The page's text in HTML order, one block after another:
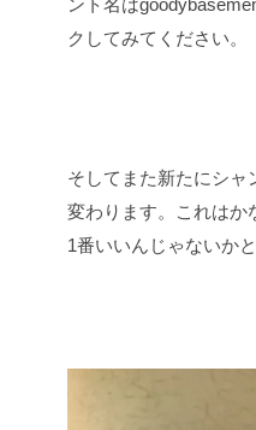
ント名は
クしてみてください。
そしてまた新たにシャ
変わります。これはか
1番いいんじゃないか